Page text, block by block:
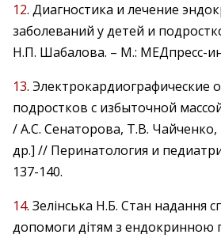
12. Диагностика и лечение
заболеваний у детей и
Н.П. Шабалова. – М.: МЕДпресс-
13. Электрокардиографические
подростков с избыточной
/ А.С. Сенаторова, Т.В.
др.] // Перинатология и
137-140.
14. Зелінська Н.Б. Стан надання
допомоги дітям з ендокринною